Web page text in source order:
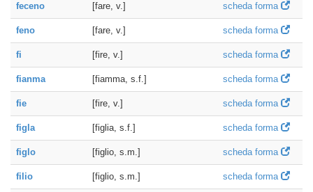
feceno [fare, v.] scheda forma
feno [fare, v.] scheda forma
fi [fire, v.] scheda forma
fianma [fiamma, s.f.] scheda forma
fie [fire, v.] scheda forma
figla [figlia, s.f.] scheda forma
figlo [figlio, s.m.] scheda forma
filio [figlio, s.m.] scheda forma